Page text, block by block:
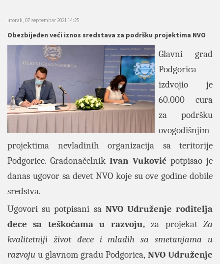
utorak, 07 septembar 2021 14:25
Obezbijeđen veći iznos sredstava za podršku projektima NVO
Glavni grad
Podgorica
izdvojio je
60.000 eura
za podršku
ovogodišnjim
projektima nevladinih organizacija sa teritorije
Podgorice. GradonačelnikIvan Vukovićpotpisao je
danas ugovor sa devet NVO koje su ove godine dobile
sredstva.
Ugovori su potpisani sa NVO Udruženje roditelja
đece sa teškoćama u razvoju, za projekatZa
kvalitetniji život đece i mladih sa smetanjama u
razvoju u glavnom gradu Podgorica, NVO Udruženje